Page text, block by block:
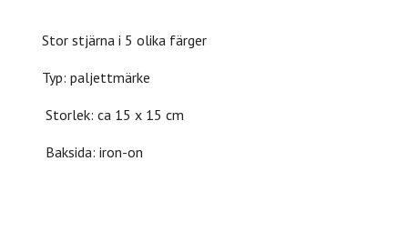
Stor stjärna i 5 olika färger
Typ: paljettmärke
Storlek: ca 15 x 15 cm
Baksida: iron-on